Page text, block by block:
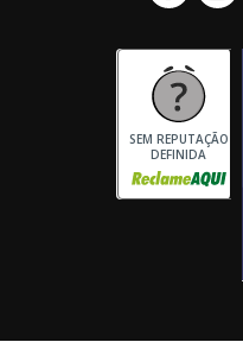
SEM REPUTAÇÃO
DEFINIDA